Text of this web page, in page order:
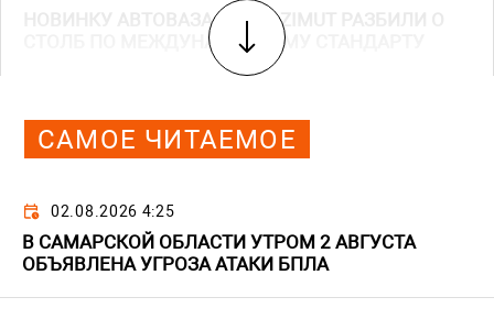
НОВИНКУ АВТОВАЗА LADA AZIMUT РАЗБИЛИ О
СТОЛБ ПО МЕЖДУНАРОДНОМУ СТАНДАРТУ
САМОЕ ЧИТАЕМОЕ
02.08.2026 4:25
В САМАРСКОЙ ОБЛАСТИ УТРОМ 2 АВГУСТА
ОБЪЯВЛЕНА УГРОЗА АТАКИ БПЛА